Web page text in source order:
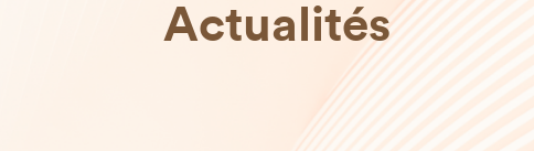
Actualités